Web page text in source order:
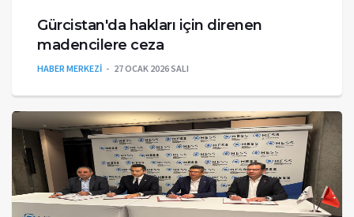
Gürcistan'da hakları için direnen
madencilere ceza
HABER MERKEZİ 27 OCAK 2026 SALI